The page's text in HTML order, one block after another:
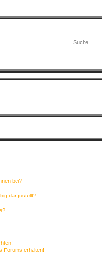
bei?
dargestellt?
Forums erhalten!